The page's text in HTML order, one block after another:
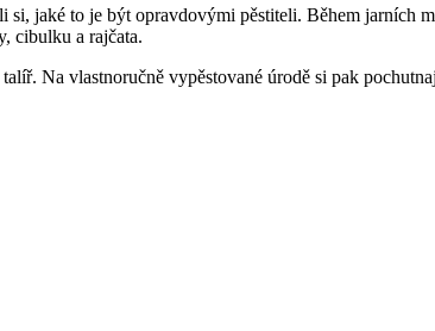
jaké to je být opravdovými pěstiteli. Během jarních
cibulku a rajčata.
Na vlastnoručně vypěstované úrodě si pak